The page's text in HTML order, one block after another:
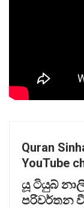
Quran
YouTube
යූටියුබ්
පරිවර්තන